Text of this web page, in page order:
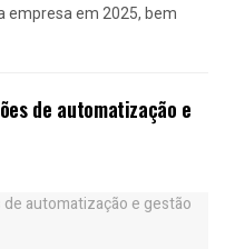
empresa em 2025, bem
de automatização e